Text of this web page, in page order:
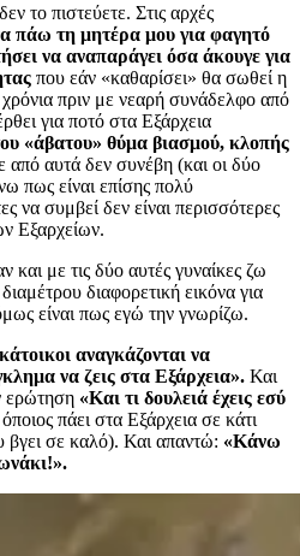
το πιστεύετε. Στις αρχές
πάω τη μητέρα μου για φαγητό
να αναπαράγει όσα άκουγε για
που εάν «καθαρίσει» θα σωθεί η
χρόνια πριν με νεαρή συνάδελφο από
για ποτό στα Εξάρχεια
«άβατου» θύμα βιασμού, κλοπής
από αυτά δεν συνέβη (και οι δύο
πως είναι επίσης πολύ
να συμβεί δεν είναι περισσότερες
Εξαρχείων.
και με τις δύο αυτές γυναίκες ζω
διαφορετική εικόνα για
είναι πως εγώ την γνωρίζω.
κάτοικοι αναγκάζονται να
να ζεις στα Εξάρχεια». Και
ερώτηση «Και τι δουλειά έχεις εσύ
πάει στα Εξάρχεια σε κάτι
βγει σε καλό). Και απαντώ: «Κάνω